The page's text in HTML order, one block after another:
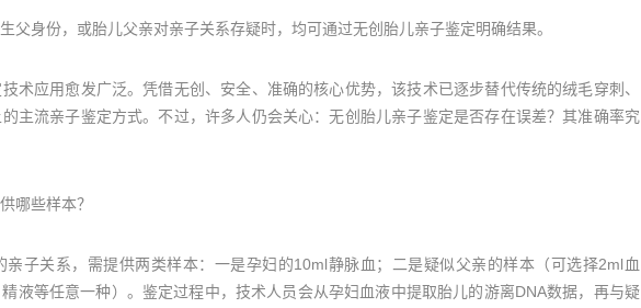
身份，或胎儿父亲对亲子关系存疑时，均可通过无创胎儿亲子鉴定明确结果。
应用愈发广泛。凭借无创、安全、准确的核心优势，该技术已逐步替代传统的绒毛穿刺、
主流亲子鉴定方式。不过，许多人仍会关心：无创胎儿亲子鉴定是否存在误差？其准确率究
些样本？
关系，需提供两类样本：一是孕妇的10ml静脉血；二是疑似父亲的样本（可选择2ml血
液等任意一种）。鉴定过程中，技术人员会从孕妇血液中提取胎儿的游离DNA数据，再与疑